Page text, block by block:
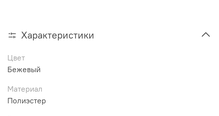
Характеристики
Цвет
Бежевый
Материал
Полиэстер